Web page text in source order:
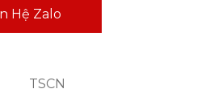
Hệ Zalo
TSCN